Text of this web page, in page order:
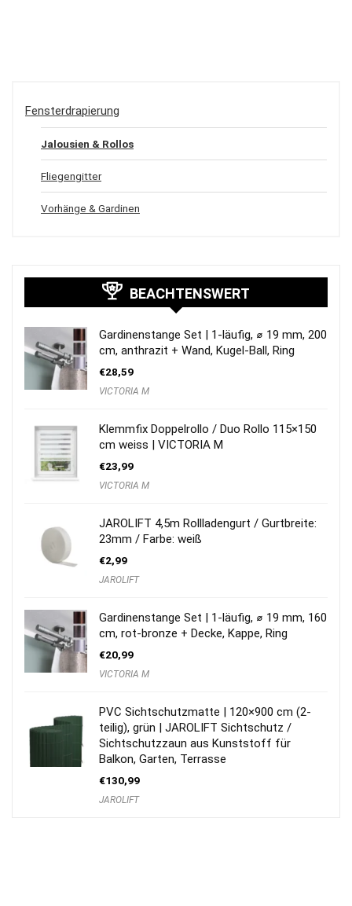
Fensterdrapierung
Jalousien & Rollos
Fliegengitter
Vorhänge & Gardinen
BEACHTENSWERT
Gardinenstange Set | 1-läufig, ⌀ 19 mm, 200
cm, anthrazit + Wand, Kugel-Ball, Ring
€28,59
VICTORIA M
Klemmfix Doppelrollo / Duo Rollo 115×150
cm weiss | VICTORIA M
€23,99
VICTORIA M
JAROLIFT 4,5m Rollladengurt / Gurtbreite:
23mm / Farbe: weiß
€2,99
JAROLIFT
Gardinenstange Set | 1-läufig, ⌀ 19 mm, 160
cm, rot-bronze + Decke, Kappe, Ring
€20,99
VICTORIA M
PVC Sichtschutzmatte | 120×900 cm (2-
teilig), grün | JAROLIFT Sichtschutz /
Sichtschutzzaun aus Kunststoff für
Balkon, Garten, Terrasse
€130,99
JAROLIFT